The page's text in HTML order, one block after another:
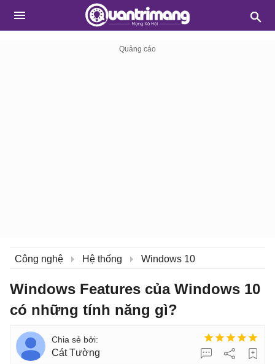
Công nghệ Hệ thống Windows 10
Windows Features của Windows 10
có những tính năng gì?
Cát Tường